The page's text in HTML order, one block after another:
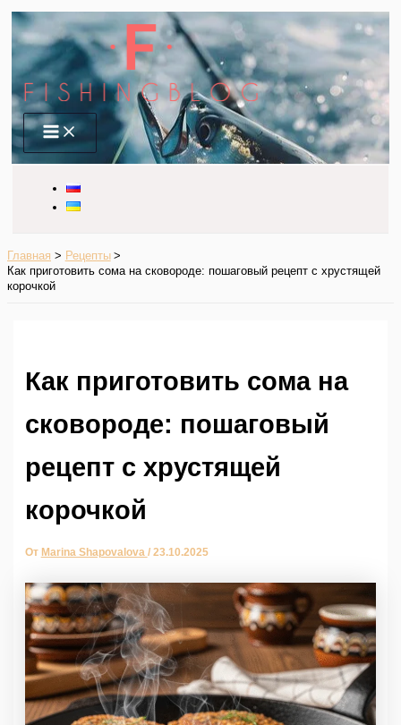
Перейти
содержимому
Main
Menu
Главная
Рецепты
Как приготовить сома на сковороде: пошаговый рецепт с хрустящей
корочкой
Как приготовить сома на
сковороде: пошаговый
рецепт с хрустящей
корочкой
От Marina Shapovalova / 23.10.2025